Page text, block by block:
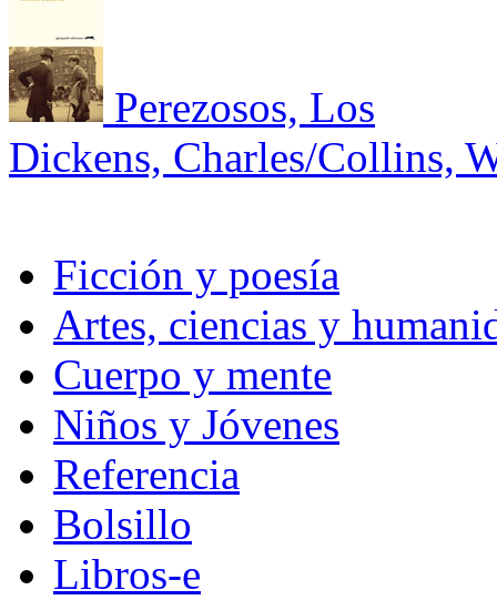
Perezosos, Los
Dickens, Charles/Collins,
Ficción y poesía
Artes, ciencias y
Cuerpo y mente
Niños y Jóvenes
Referencia
Bolsillo
Libros-e